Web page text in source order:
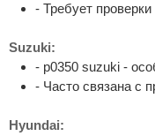
- Требует
Suzuki:
- p0350 suzuki -
- Часто связана с
Hyundai: